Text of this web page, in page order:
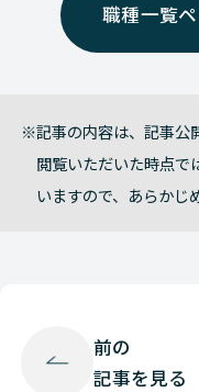
職種一覧
記事の内容は、記事公
閲覧いただいた時点で
いますので、あらかじ
前の
記事を見る